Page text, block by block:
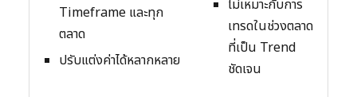
Timeframe และทุก
ตลาด
ปรับแต่งค่าได้หลากหลาย
ไม่เหมาะกับการ
เทรดในช่วงตลาด
ที่เป็น Trend
ชัดเจน